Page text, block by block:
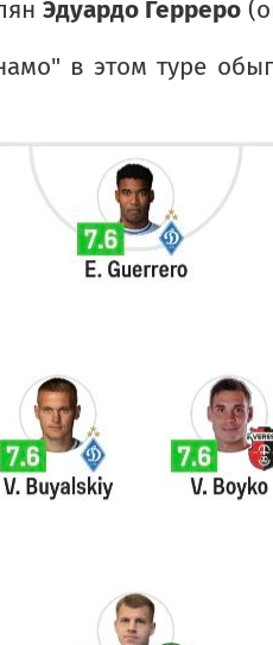
Эдуардо Герреро
в этом туре